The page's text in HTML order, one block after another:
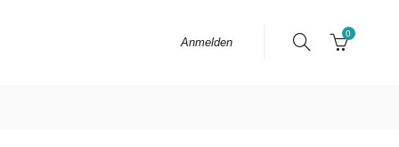
Anmelden
0